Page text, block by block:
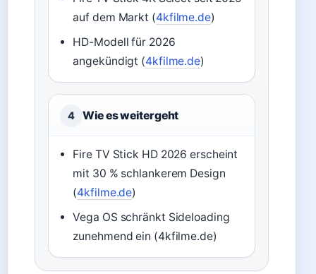
auf dem Markt (4kfilme.de)
HD-Modell für 2026
angekündigt (4kfilme.de)
4 Wie es weitergeht
Fire TV Stick HD 2026 erscheint
mit 30 % schlankerem Design
(4kfilme.de)
Vega OS schränkt Sideloading
zunehmend ein (4kfilme.de)